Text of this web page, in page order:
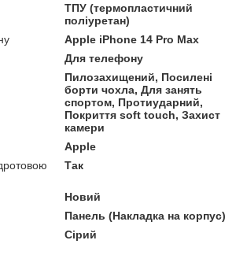
ТПУ (термопластичний
поліуретан)
Apple iPhone 14 Pro Max
Для телефону
Пилозахищений, Посилені
борти чохла, Для занять
спортом, Протиударний,
Покриття soft touch, Захист
камери
Apple
Так
Новий
Панель (Накладка на корпус)
Сірий